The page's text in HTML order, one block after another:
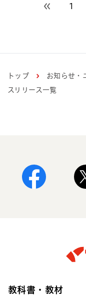
前のページ
1
トップ お知らせ・
スリリース一覧
教科書・教材